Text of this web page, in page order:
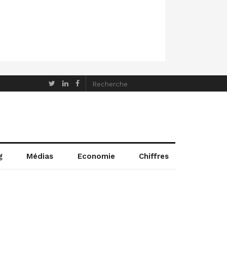
Médias Economie Chiffres